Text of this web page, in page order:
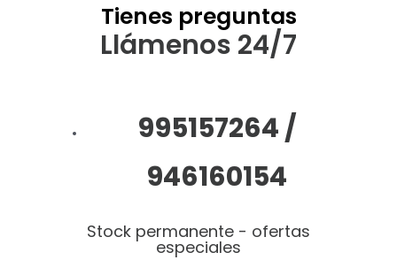
Tienes preguntas
Llámenos 24/7
995157264 /
946160154
Stock permanente - ofertas
especiales